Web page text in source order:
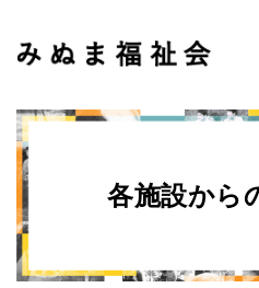
各施設から